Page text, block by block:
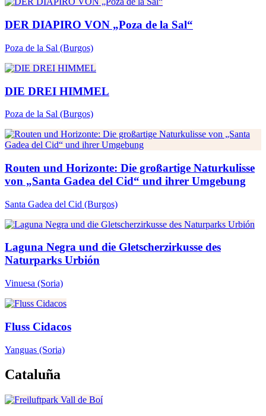
DER DIAPIRO VON „Poza de la Sal“
Poza de la Sal (Burgos)
DIE DREI HIMMEL
Poza de la Sal (Burgos)
Routen und Horizonte: Die großartige Naturkulisse
von „Santa Gadea del Cid“ und ihrer Umgebung
Santa Gadea del Cid (Burgos)
Laguna Negra und die Gletscherzirkusse des
Naturparks Urbión
Vinuesa (Soria)
Fluss Cidacos
Yanguas (Soria)
Cataluña